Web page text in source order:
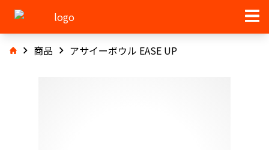
商品 アサイーボウル EASE UP